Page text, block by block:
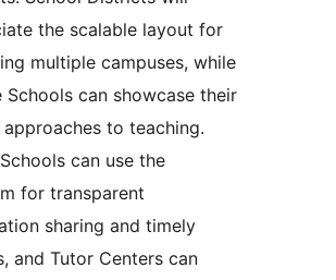
the scalable layout for
multiple campuses, while
Schools can showcase their
approaches to teaching.
can use the
for transparent
sharing and timely
and Tutor Centers can